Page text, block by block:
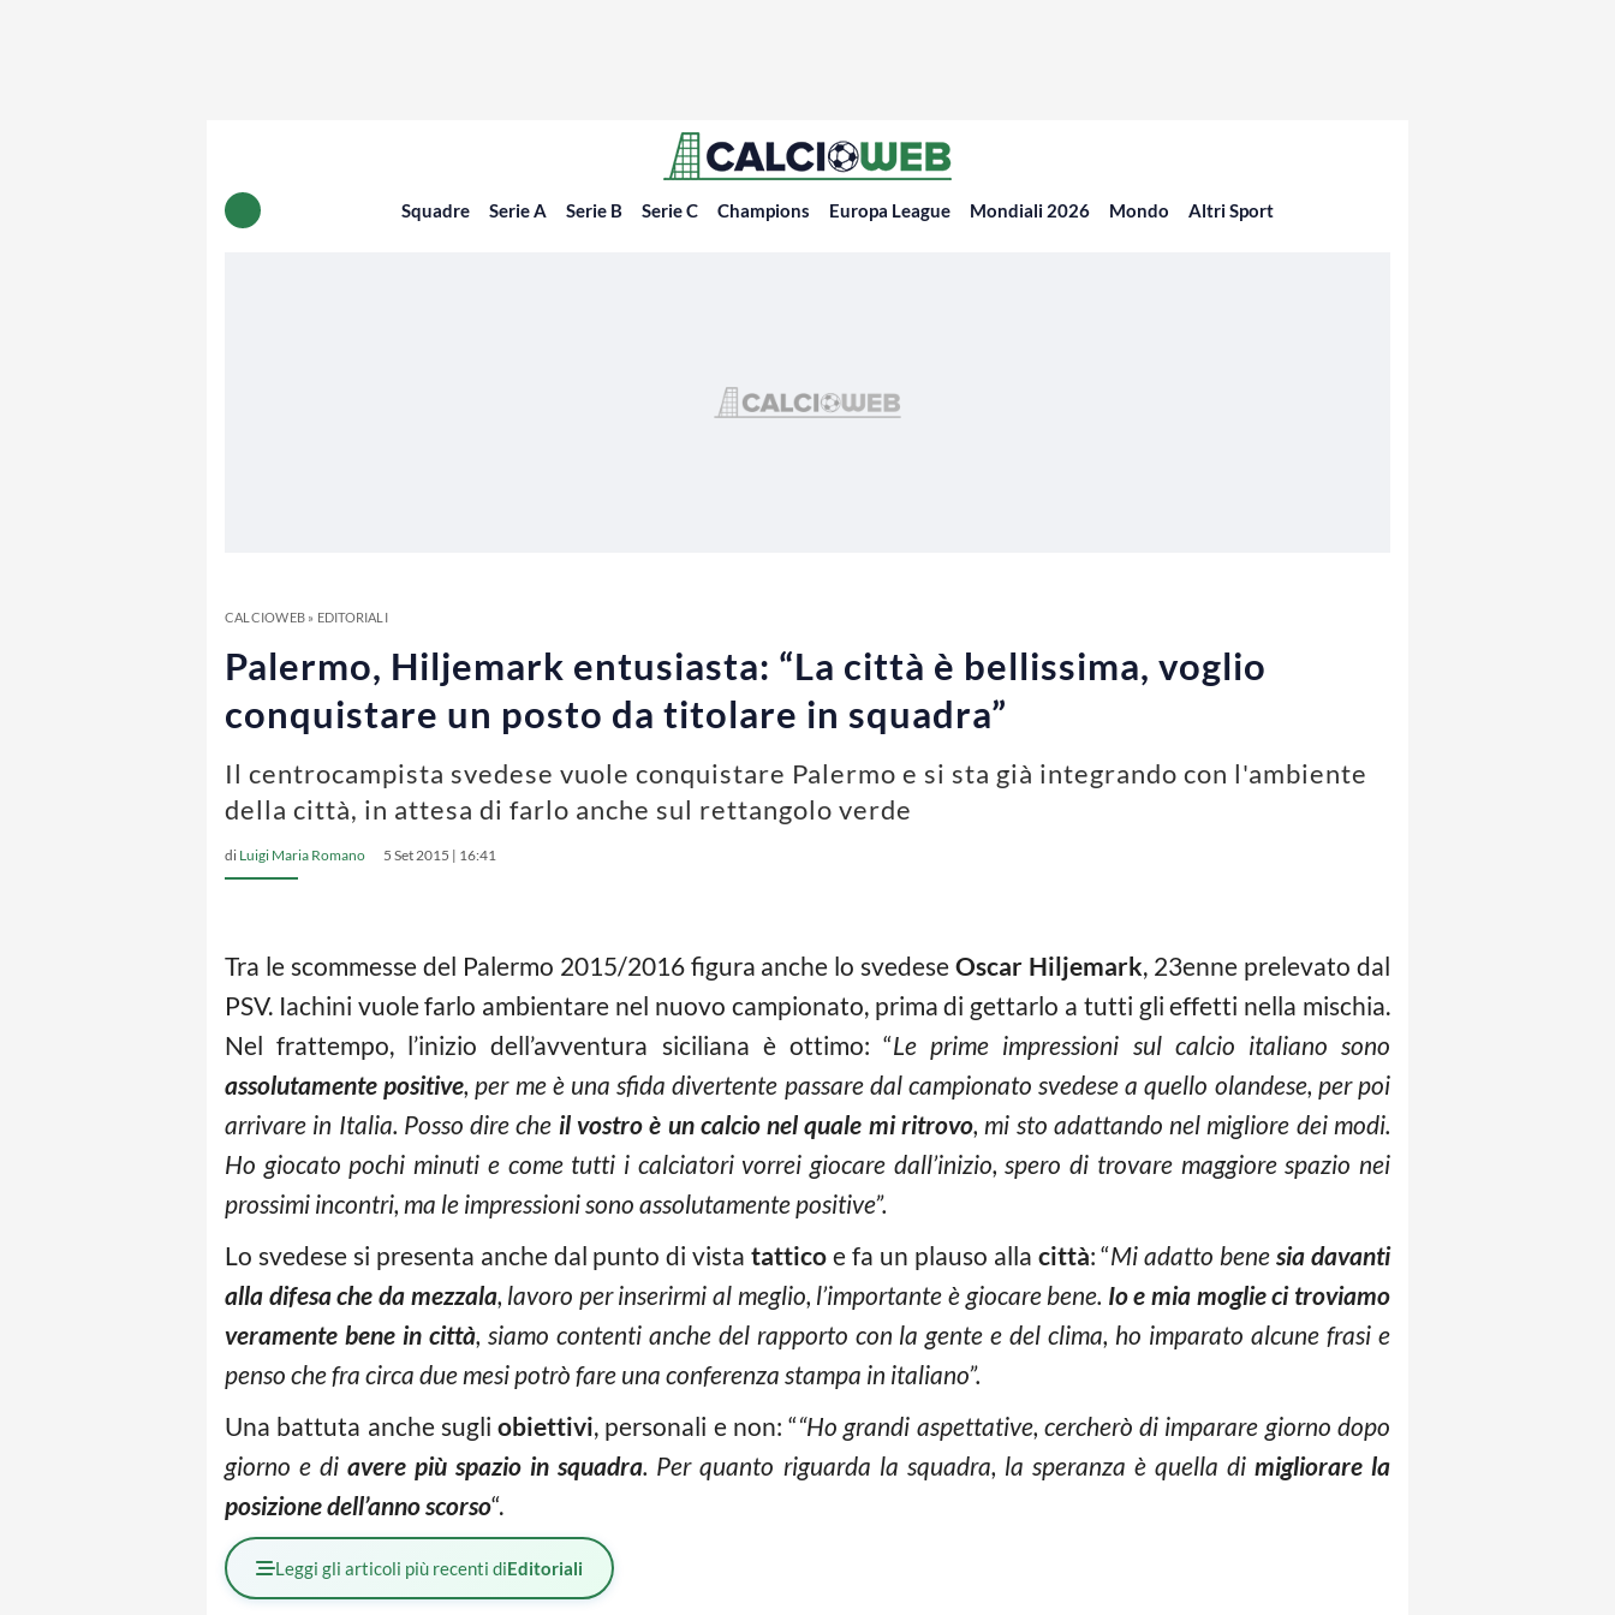
Squadre Serie A Serie B Serie C Champions Europa League Mondiali 2026 Mondo Altri Sport
CALCIOWEB» EDITORIALI
Palermo, Hiljemark entusiasta: “La città è bellissima, voglio
conquistare un posto da titolare in squadra”
Il centrocampista svedese vuole conquistare Palermo e si sta già integrando con l'ambiente
della città, in attesa di farlo anche sul rettangolo verde
di Luigi Maria Romano 5 Set 2015 | 16:41
Tra le scommesse del Palermo 2015/2016 figura anche lo svedeseOscar Hiljemark, 23enne prelevato dal
PSV. Iachini vuole farlo ambientare nel nuovo campionato, prima di gettarlo a tutti gli effetti nella mischia.
Nel frattempo, l’inizio dell’avventura siciliana è ottimo: “Le prime impressioni sul calcio italiano sono
assolutamente positive, per me è una sfida divertente passare dal campionato svedese a quello olandese, per poi
arrivare in Italia. Posso dire che il vostro è un calcio nel quale mi ritrovo, mi sto adattando nel migliore dei modi.
Ho giocato pochi minuti e come tutti i calciatori vorrei giocare dall’inizio, spero di trovare maggiore spazio nei
prossimi incontri, ma le impressioni sono assolutamente positive”.
Lo svedese si presenta anche dal punto di vistatattico e fa un plauso alla città: “Mi adatto benesia davanti
alla difesa che da mezzala, lavoro per inserirmi al meglio, l’importante è giocare bene. Io e mia moglie ci troviamo
veramente bene in città, siamo contenti anche del rapporto con la gente e del clima, ho imparato alcune frasi e
penso che fra circa due mesi potrò fare una conferenza stampa in italiano”.
Una battuta anche sugliobiettivi, personali e non: ““Ho grandi aspettative, cercherò di imparare giorno dopo
giorno e diavere più spazio in squadra. Per quanto riguarda la squadra, la speranza è quella di migliorare la
posizione dell’anno scorso“.
Leggi gli articoli più recenti diEditoriali